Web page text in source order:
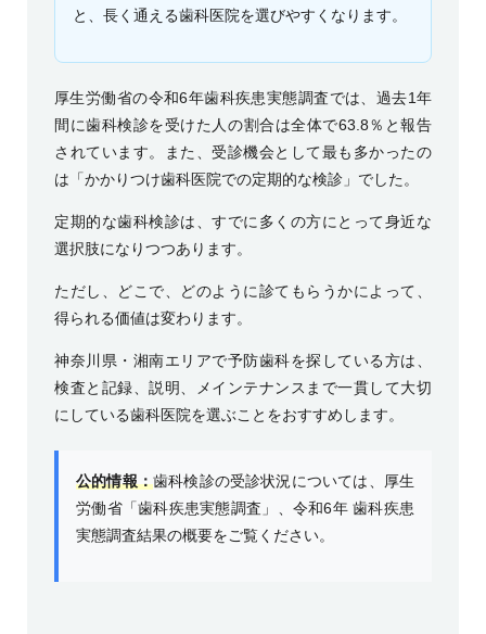
と、長く通える歯科医院を選びやすくなります。
厚生労働省の令和6年歯科疾患実態調査では、過去1年
間に歯科検診を受けた人の割合は全体で63.8％と報告
されています。また、受診機会として最も多かったの
は「かかりつけ歯科医院での定期的な検診」でした。
定期的な歯科検診は、すでに多くの方にとって身近な
選択肢になりつつあります。
ただし、どこで、どのように診てもらうかによって、
得られる価値は変わります。
神奈川県・湘南エリアで予防歯科を探している方は、
検査と記録、説明、メインテナンスまで一貫して大切
にしている歯科医院を選ぶことをおすすめします。
公的情報：歯科検診の受診状況については、 厚生
労働省「歯科疾患実態調査」 、 令和6年 歯科疾患
実態調査結果の概要をご覧ください。